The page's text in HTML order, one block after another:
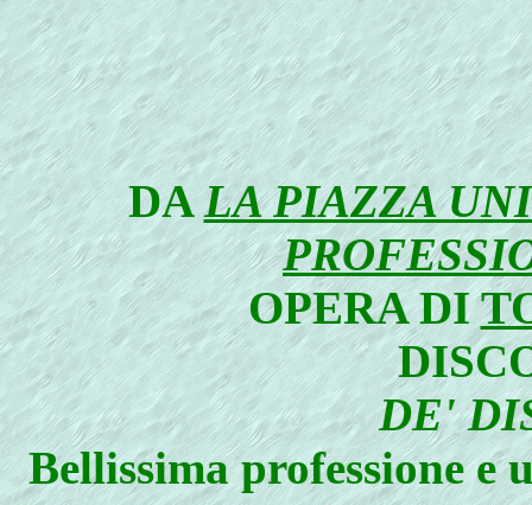
DALA PIAZZA
OPERA DI
DE'
Bellissima professione e